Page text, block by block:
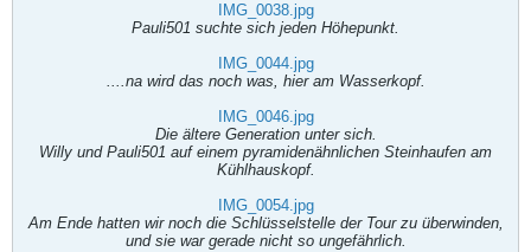
IMG_0038.jpg
Pauli501 suchte sich jeden Höhepunkt.
IMG_0044.jpg
....na wird das noch was, hier am Wasserkopf.
IMG_0046.jpg
Die ältere Generation unter sich.
Willy und Pauli501 auf einem pyramidenähnlichen Steinhaufen am
Kühlhauskopf.
IMG_0054.jpg
Am Ende hatten wir noch die Schlüsselstelle der Tour zu überwinden,
und sie war gerade nicht so ungefährlich.